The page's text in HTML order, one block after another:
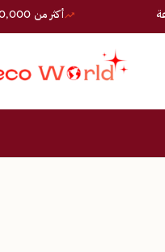
أكثر من 10,000 طلب ناجح